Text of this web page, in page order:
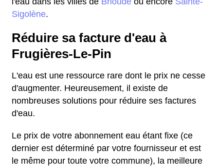
Sigolène.
Réduire sa facture d'eau à
Frugières-Le-Pin
L'eau est une ressource rare dont le prix ne cesse
d'augmenter. Heureusement, il existe de
nombreuses solutions pour réduire ses factures
d'eau.
Le prix de votre abonnement eau étant fixe (ce
dernier est déterminé par votre fournisseur et est
le même pour toute votre commune), la meilleure